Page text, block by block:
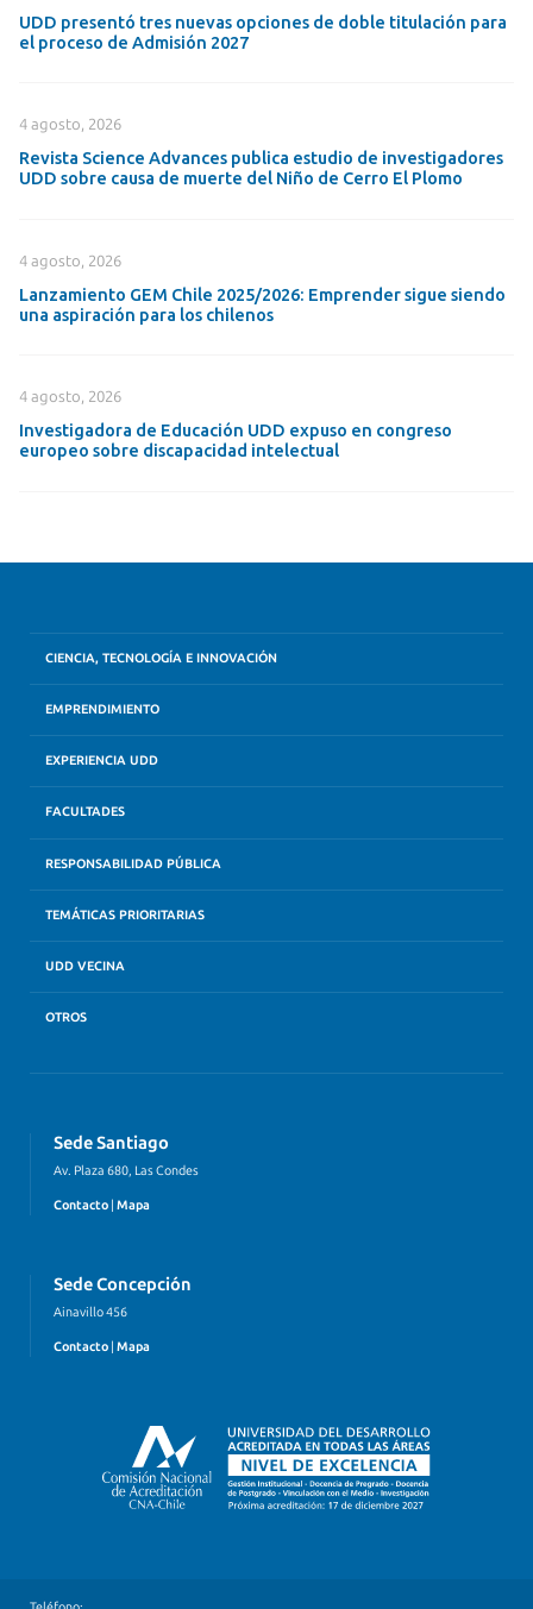
UDD presentó tres nuevas opciones de doble titulación para
el proceso de Admisión 2027
4 agosto, 2026
Revista Science Advances publica estudio de investigadores
UDD sobre causa de muerte del Niño de Cerro El Plomo
4 agosto, 2026
Lanzamiento GEM Chile 2025/2026: Emprender sigue siendo
una aspiración para los chilenos
4 agosto, 2026
Investigadora de Educación UDD expuso en congreso
europeo sobre discapacidad intelectual
CIENCIA, TECNOLOGÍA E INNOVACIÓN
EMPRENDIMIENTO
EXPERIENCIA UDD
FACULTADES
RESPONSABILIDAD PÚBLICA
TEMÁTICAS PRIORITARIAS
UDD VECINA
OTROS
Sede Santiago
Av. Plaza 680, Las Condes
Contacto Mapa
Sede Concepción
Ainavillo 456
Contacto | Mapa